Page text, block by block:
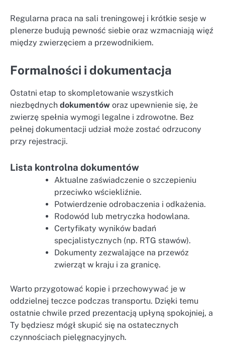
Regularna praca na sali treningowej i krótkie sesje w
plenerze budują pewność siebie oraz wzmacniają więź
między zwierzęciem a przewodnikiem.
Formalności i dokumentacja
Ostatni etap to skompletowanie wszystkich
niezbędnych dokumentów oraz upewnienie się, że
zwierzę spełnia wymogi legalne i zdrowotne. Bez
pełnej dokumentacji udział może zostać odrzucony
przy rejestracji.
Lista kontrolna dokumentów
Aktualne zaświadczenie o szczepieniu
przeciwko wściekliźnie.
Potwierdzenie odrobaczenia i odkażenia.
Rodowód lub metryczka hodowlana.
Certyfikaty wyników badań
specjalistycznych (np. RTG stawów).
Dokumenty zezwalające na przewóz
zwierząt w kraju i za granicę.
Warto przygotować kopie i przechowywać je w
oddzielnej teczce podczas transportu. Dzięki temu
ostatnie chwile przed prezentacją upłyną spokojniej, a
Ty będziesz mógł skupić się na ostatecznych
czynnościach pielęgnacyjnych.